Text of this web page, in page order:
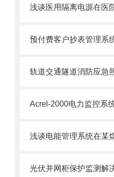
轨道交通隧道消防应急
浅谈电能管理系统在某
光伏并网柜保护监测解